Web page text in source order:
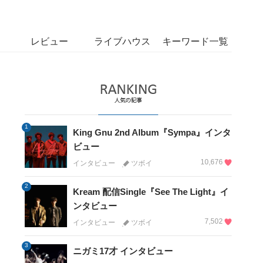
レビュー ライブハウス キーワード一覧
1
King Gnu 2nd Album『Sympa』インタ
ビュー
インタビュー ツボイ 10,676
2
Kream 配信Single『See The Light』イ
ンタビュー
インタビュー ツボイ 7,502
3
ニガミ17才 インタビュー